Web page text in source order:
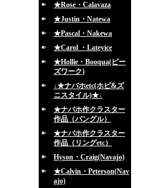
★Rose・Calavaza
★Justin・Natewa
★Pascal・Nakewa
★Carol ・Lateyice
★Hollie・Booqua(ビー
ズワーク)
↓★ナバホetc(ホピ&ズ
ニスタイル)★↓
★ナバホ作クラスター
作品（バングル）
★ナバホ作クラスター
作品（リングetc）
Hyson・Craig(Navajo)
★Calvin・Peterson(Nav
ajo)